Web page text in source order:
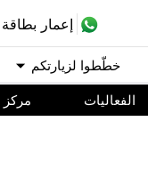
ﺇﻋﻤﺎﺭ
ﺧﻄّﻄﻮا ﻟﺰﻳﺎﺭﺗﻜﻢ
اﻟﻔﻌﺎﻟﻴﺎﺕ